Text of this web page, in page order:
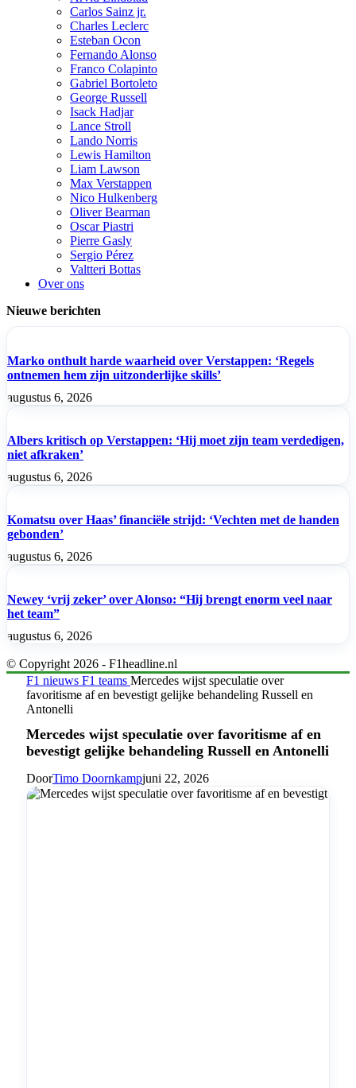
Carlos Sainz jr.
Charles Leclerc
Esteban Ocon
Fernando Alonso
Franco Colapinto
Gabriel Bortoleto
George Russell
Isack Hadjar
Lance Stroll
Lando Norris
Lewis Hamilton
Liam Lawson
Max Verstappen
Nico Hulkenberg
Oliver Bearman
Oscar Piastri
Pierre Gasly
Sergio Pérez
Valtteri Bottas
Over ons
Nieuwe berichten
Marko onthult harde waarheid over Verstappen: ‘Regels
ontnemen hem zijn uitzonderlijke skills’
augustus 6, 2026
Albers kritisch op Verstappen: ‘Hij moet zijn team verdedigen,
niet afkraken’
augustus 6, 2026
Komatsu over Haas’ financiële strijd: ‘Vechten met de handen
gebonden’
augustus 6, 2026
Newey ‘vrij zeker’ over Alonso: “Hij brengt enorm veel naar
het team”
augustus 6, 2026
© Copyright 2026 - F1headline.nl
F1 nieuws F1 teams Mercedes wijst speculatie over
favoritisme af en bevestigt gelijke behandeling Russell en
Antonelli
Mercedes wijst speculatie over favoritisme af en
bevestigt gelijke behandeling Russell en Antonelli
DoorTimo Doornkampjuni 22, 2026